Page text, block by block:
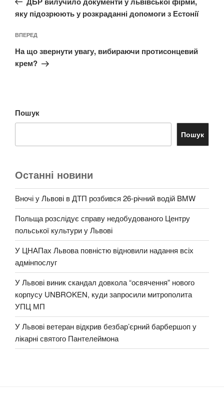
яку підозрюють у розкраданні допомоги з Естонії
Наступний
запис
ВПЕРЕД
На що звернути увагу, вибираючи протисонцевий
крем?
Пошук
Пошук
Останні новини
Вночі у Львові в ДТП розбився 26-річний водій BMW
Польща розслідує справу недобудованого Центру
польської культури у Львові
У ЦНАПах Львова повністю відновили надання всіх
адмінпослуг
У Львові виник скандал довкола “освячення” нового
корпусу UNBROKEN, куди запросили митрополита
УПЦ МП
У Львові ветеран відкрив безбар’єрний барбершоп у
лікарні святого Пантелеймона